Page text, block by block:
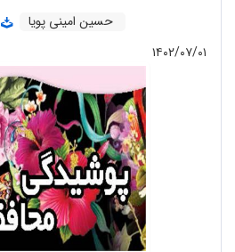
حسین امینی‌ پویا
۱۴۰۲/۰۷/۰۱